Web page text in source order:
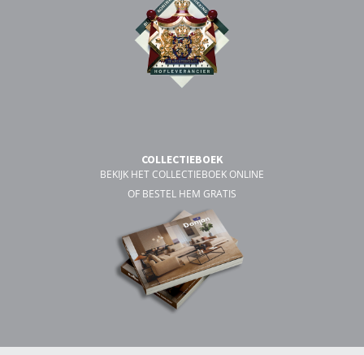
COLLECTIEBOEK
BEKIJK HET COLLECTIEBOEK ONLINE
OF BESTEL HEM GRATIS